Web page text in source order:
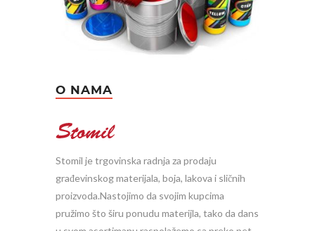
O NAMA
Stomil je trgovinska radnja za prodaju
građevinskog materijala, boja, lakova i sličnih
proizvoda.Nastojimo da svojim kupcima
pružimo što širu ponudu materijla, tako da dans